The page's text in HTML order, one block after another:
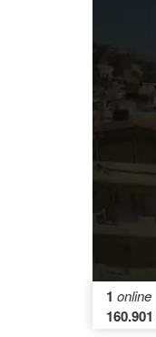
1 online
160.901